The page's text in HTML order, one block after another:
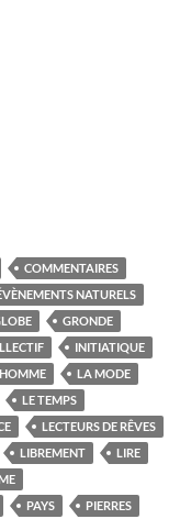
COMMENTAIRES
NATURELS
GRONDE
INITIATIQUE
LA MODE
LE TEMPS
LECTEURS DE RÊVES
LIBREMENT
LIRE
PAYS
PIERRES